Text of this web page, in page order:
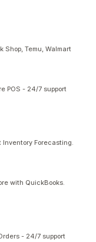
Temu, Walmart
POS - 24/7 support
Inventory Forecasting.
with QuickBooks.
- 24/7 support